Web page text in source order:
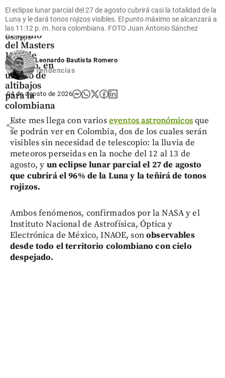
Camila
Osorio se
despidió
del Masters
1000 de
Toronto, en
un año de
altibajos
para la
colombiana
share
El eclipse lunar parcial del 27 de agosto cubrirá casi la totalidad de la
Luna y le dará tonos rojizos visibles. El punto máximo se alcanzará a
las 11:12 p. m. hora colombiana. FOTO Juan Antonio Sánchez
Ocampo
Leonardo Bautista Romero
Tendencias
04 de agosto de 2026
Este mes llega con varioseventos astronómicosque
se podrán ver en Colombia, dos de los cuales serán
visibles sin necesidad de telescopio: la lluvia de
meteoros perseidas en la noche del 12 al 13 de
agosto, y un eclipse lunar parcial el 27 de agosto
que cubrirá el 96% de la Luna y la teñirá de tonos
rojizos.
Ambos fenómenos, confirmados por la NASA y el
Instituto Nacional de Astrofísica, Óptica y
Electrónica de México, INAOE, sonobservables
desde todo el territorio colombiano con cielo
despejado.